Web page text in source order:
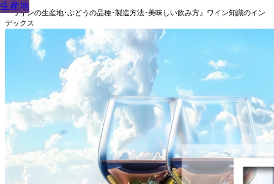
『ワインの生産地･ぶどうの品種･製造方法･美味しい飲み方』ワイン知識のイン
デックス
生産地
生産地
生産地
生産地
生産地
生産地
生産地
生産地
生産地